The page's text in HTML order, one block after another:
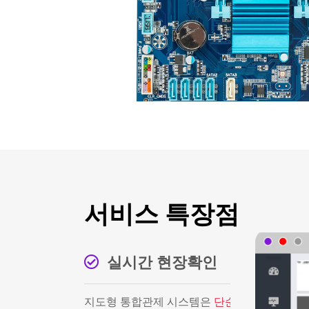
서비스 특장점
실시간 현장확인
지도형 통합관제 시스템은 단순한 알람이 아